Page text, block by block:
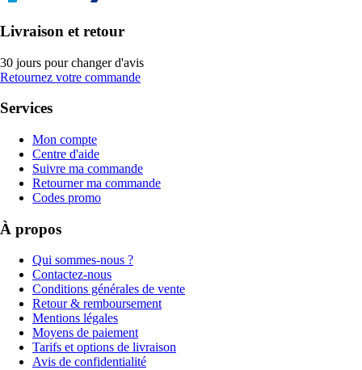
Livraison et retour
30 jours pour changer d'avis
Retournez votre commande
Services
Mon compte
Centre d'aide
Suivre ma commande
Retourner ma commande
Codes promo
À propos
Qui sommes-nous ?
Contactez-nous
Conditions générales de vente
Retour & remboursement
Mentions légales
Moyens de paiement
Tarifs et options de livraison
Avis de confidentialité